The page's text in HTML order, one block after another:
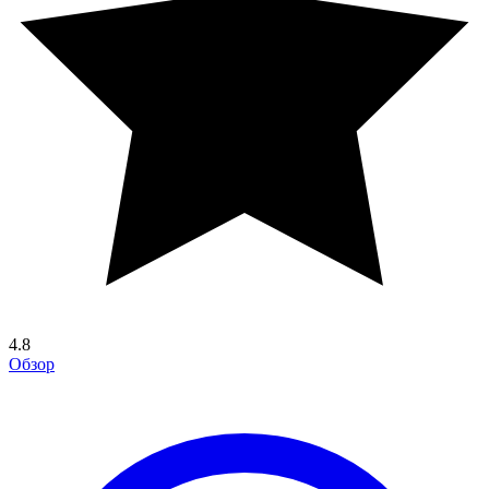
4.8
Обзор